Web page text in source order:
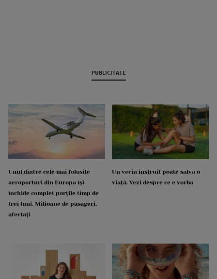
PUBLICITATE
Unul dintre cele mai folosite
aeroporturi din Europa își
închide complet porțile timp de
trei luni. Milioane de pasageri,
afectați
Un vecin instruit poate salva o
viață. Vezi despre ce e vorba